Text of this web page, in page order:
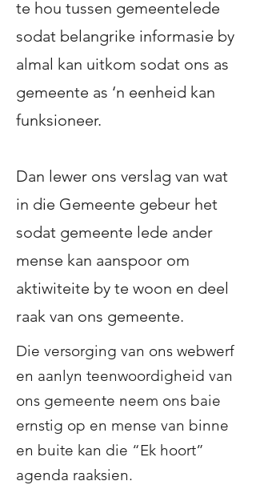
te hou tussen gemeentelede
sodat belangrike informasie by
almal kan uitkom sodat ons as
gemeente as ‘n eenheid kan
funksioneer.
Dan lewer ons verslag van wat
in die Gemeente gebeur het
sodat gemeente lede ander
mense kan aanspoor om
aktiwiteite by te woon en deel
raak van ons gemeente.
Die versorging van ons webwerf
en aanlyn teenwoordigheid van
ons gemeente neem ons baie
ernstig op en mense van binne
en buite kan die “Ek hoort”
agenda raaksien.